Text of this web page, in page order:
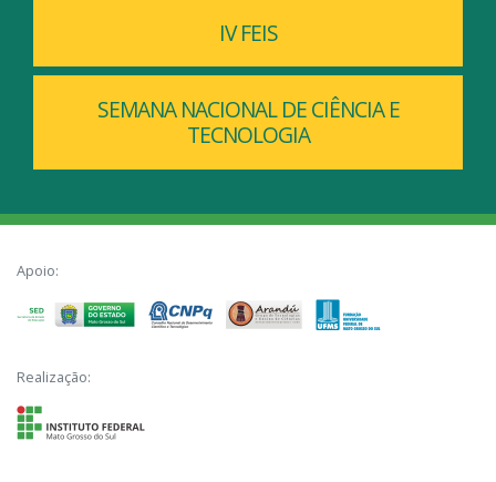
IV FEIS
SEMANA NACIONAL DE CIÊNCIA E
TECNOLOGIA
Apoio:
Realização: